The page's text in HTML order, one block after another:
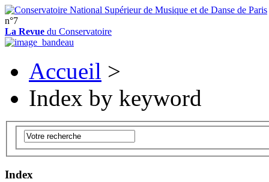
n°7
La Revue du Conservatoire
Accueil >
Index by keyword
Index